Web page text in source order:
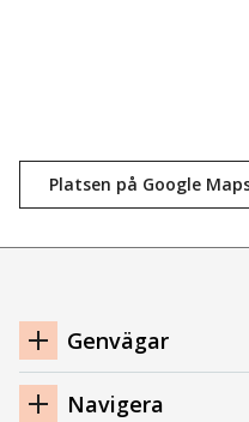
Platsen på Google
(öppnas
nytt
Navigation
sidfot
Genvägar
Navigera